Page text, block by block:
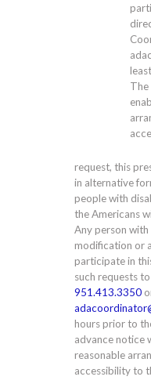
request, this
in alternative
people with
the Americans
Any person
modification or
participate in
such requests
951.413.3350
hours prior to
advance notice
reasonable
accessibility to